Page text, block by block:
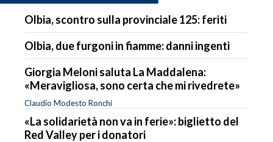
Olbia, scontro sulla provinciale 125: feriti
Olbia, due furgoni in fiamme: danni ingenti
Giorgia Meloni saluta La Maddalena:
«Meravigliosa, sono certa che mi rivedrete»
Claudio Modesto Ronchi
«La solidarietà non va in ferie»: biglietto del
Red Valley per i donatori